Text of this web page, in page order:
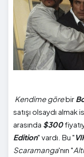
Kendime görebir
satışı olsaydı
arasında $300
Edition" vardı. Bu "
Scaramanga'nın "